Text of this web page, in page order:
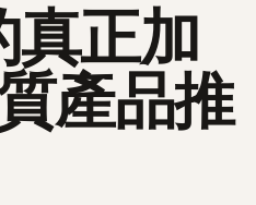
真正加
產品推